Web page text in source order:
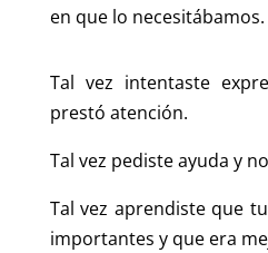
en que lo necesitábamos.
Tal vez intentaste
prestó atención.
Tal vez pediste ayuda y
Tal vez aprendiste que
importantes y que era